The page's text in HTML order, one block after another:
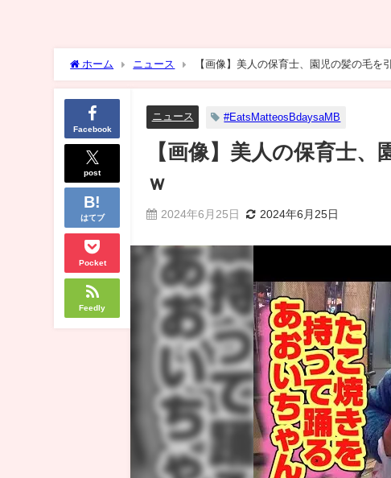
ホーム ニュース 【画像】美人の保育士、園児の髪の毛を
Facebook
post
はてブ
Pocket
Feedly
ニュース #EatsMatteosBdaysaMB
【画像】美人の保育士
ｗ
2024年6月25日 2024年6月25日